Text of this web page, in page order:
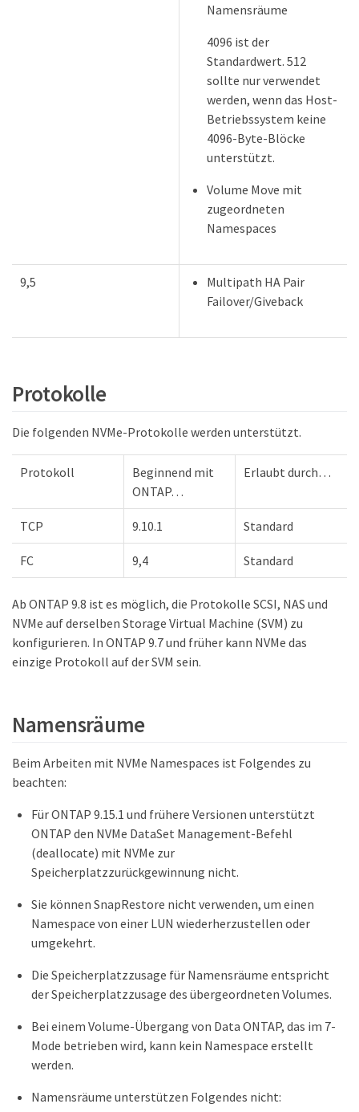
Namensräume
4096 ist der
Standardwert. 512
sollte nur verwendet
werden, wenn das Host-
Betriebssystem keine
4096-Byte-Blöcke
unterstützt.
Volume Move mit
zugeordneten
Namespaces
9,5
Multipath HA Pair
Failover/Giveback
Protokolle
Die folgenden NVMe-Protokolle werden unterstützt.
Protokoll
Beginnend mit
ONTAP…​
Erlaubt durch…​
TCP 9.10.1 Standard
FC 9,4 Standard
Ab ONTAP 9.8 ist es möglich, die Protokolle SCSI, NAS und
NVMe auf derselben Storage Virtual Machine (SVM) zu
konfigurieren. In ONTAP 9.7 und früher kann NVMe das
einzige Protokoll auf der SVM sein.
Namensräume
Beim Arbeiten mit NVMe Namespaces ist Folgendes zu
beachten:
Für ONTAP 9.15.1 und frühere Versionen unterstützt
ONTAP den NVMe DataSet Management-Befehl
(deallocate) mit NVMe zur
Speicherplatzzurückgewinnung nicht.
Sie können SnapRestore nicht verwenden, um einen
Namespace von einer LUN wiederherzustellen oder
umgekehrt.
Die Speicherplatzzusage für Namensräume entspricht
der Speicherplatzzusage des übergeordneten Volumes.
Bei einem Volume-Übergang von Data ONTAP, das im 7-
Mode betrieben wird, kann kein Namespace erstellt
werden.
Namensräume unterstützen Folgendes nicht: